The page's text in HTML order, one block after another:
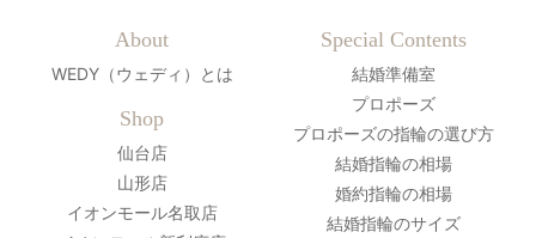
About
WEDY（ウェディ）とは
Shop
仙台店
山形店
イオンモール名取店
Special Contents
結婚準備室
プロポーズ
プロポーズの指輪の選び方
結婚指輪の相場
婚約指輪の相場
結婚指輪のサイズ